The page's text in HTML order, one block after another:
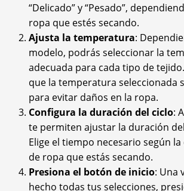
“Delicado” y “Pesado”,
ropa que estés secando.
Ajusta la temperatura:
modelo, podrás seleccionar la
adecuada para cada tipo de
que la temperatura seleccionada
para evitar daños en la ropa.
Configura la duración del ciclo:
te permiten ajustar la duración
Elige el tiempo necesario según
de ropa que estás secando.
Presiona el botón de inicio: Una
hecho todas tus selecciones,